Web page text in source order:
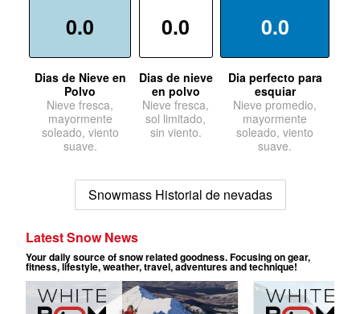
0.0
Dias de Nieve en
Polvo
Nieve fresca,
mayormente
soleado, viento
suave.
0.0
Dias de nieve
en polvo
Nieve fresca,
sol limitado,
sin viento.
0.0
Dia perfecto para
esquiar
Nieve promedio,
mayormente
soleado, viento
suave.
Snowmass Historial de nevadas